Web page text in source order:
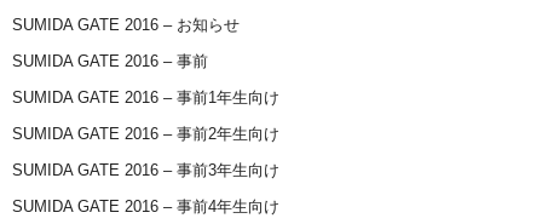
SUMIDA GATE 2016 – お知らせ
SUMIDA GATE 2016 – 事前
SUMIDA GATE 2016 – 事前1年生向け
SUMIDA GATE 2016 – 事前2年生向け
SUMIDA GATE 2016 – 事前3年生向け
SUMIDA GATE 2016 – 事前4年生向け